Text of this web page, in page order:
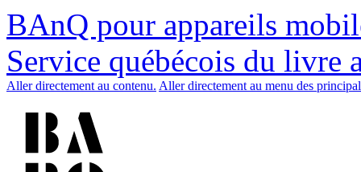
BAnQ pour appareils
Service québécois du livre
Aller directement au contenu. Aller directement au menu des